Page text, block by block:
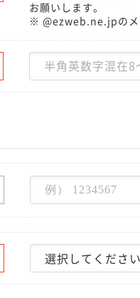
お願いします。
※ @ezweb.ne.jpのメ